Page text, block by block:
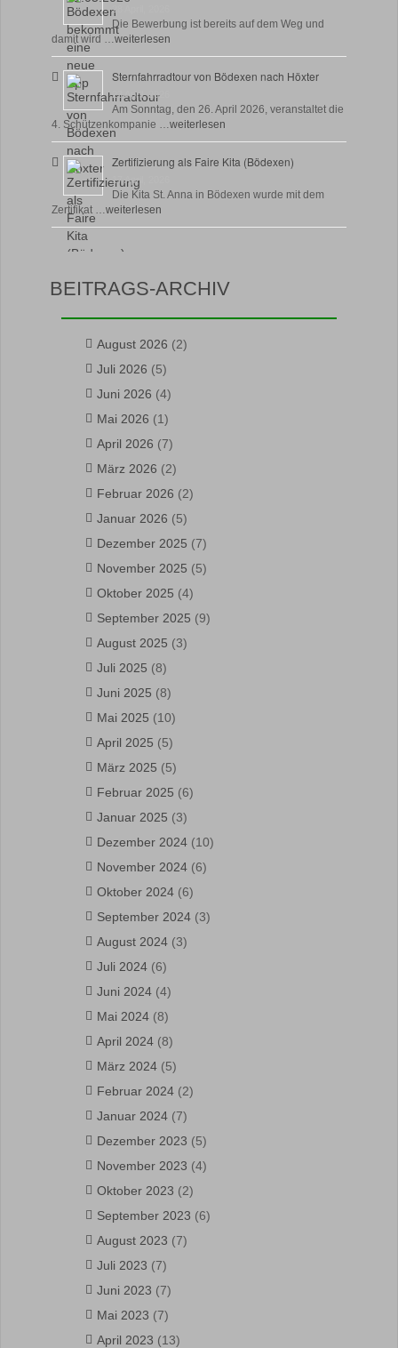
28 April, 2026
Die Bewerbung ist bereits auf dem Weg und
damit wird …weiterlesen
Sternfahrradtour von Bödexen nach Höxter
23 April, 2026
Am Sonntag, den 26. April 2026, veranstaltet die
4. Schützenkompanie …weiterlesen
Zertifizierung als Faire Kita (Bödexen)
17 April, 2026
Die Kita St. Anna in Bödexen wurde mit dem
Zertifikat …weiterlesen
BEITRAGS-ARCHIV
August 2026 (2)
Juli 2026 (5)
Juni 2026 (4)
Mai 2026 (1)
April 2026 (7)
März 2026 (2)
Februar 2026 (2)
Januar 2026 (5)
Dezember 2025 (7)
November 2025 (5)
Oktober 2025 (4)
September 2025 (9)
August 2025 (3)
Juli 2025 (8)
Juni 2025 (8)
Mai 2025 (10)
April 2025 (5)
März 2025 (5)
Februar 2025 (6)
Januar 2025 (3)
Dezember 2024 (10)
November 2024 (6)
Oktober 2024 (6)
September 2024 (3)
August 2024 (3)
Juli 2024 (6)
Juni 2024 (4)
Mai 2024 (8)
April 2024 (8)
März 2024 (5)
Februar 2024 (2)
Januar 2024 (7)
Dezember 2023 (5)
November 2023 (4)
Oktober 2023 (2)
September 2023 (6)
August 2023 (7)
Juli 2023 (7)
Juni 2023 (7)
Mai 2023 (7)
April 2023 (13)